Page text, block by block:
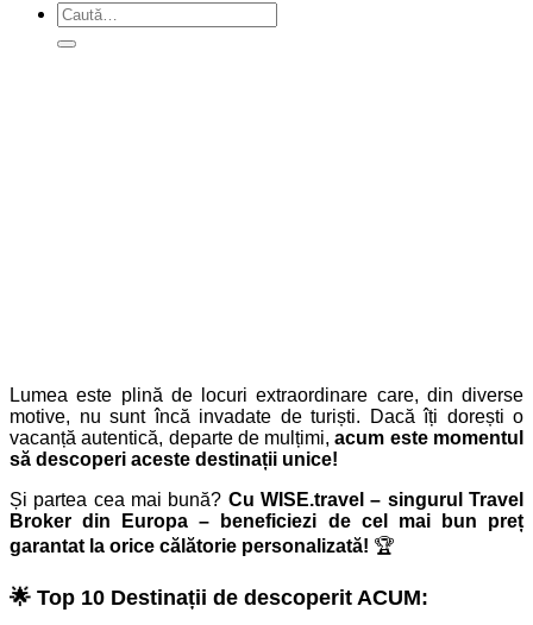
Caută
după:
Lumea este plină de locuri extraordinare care, din diverse
motive, nu sunt încă invadate de turiști. Dacă îți dorești o
vacanță autentică, departe de mulțimi,acum este momentul
să descoperi aceste destinații unice!
Și partea cea mai bună? Cu WISE.travel – singurul Travel
Broker din Europa – beneficiezi de cel mai bun preț
garantat la orice călătorie personalizată! 🏆
🌟 Top 10 Destinații de descoperit ACUM: